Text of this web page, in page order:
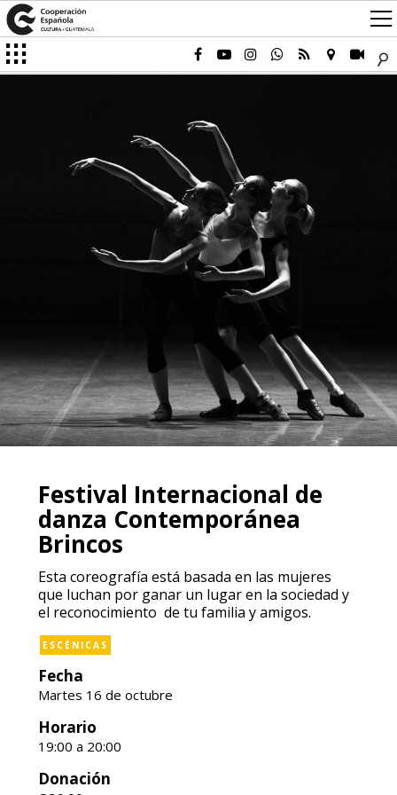
Festival Internacional de
danza Contemporánea
Brincos
Esta coreografía está basada en las mujeres
que luchan por ganar un lugar en la sociedad y
el reconocimiento de tu familia y amigos.
ESCÉNICAS
Fecha
Martes 16 de octubre
Horario
19:00 a 20:00
Donación